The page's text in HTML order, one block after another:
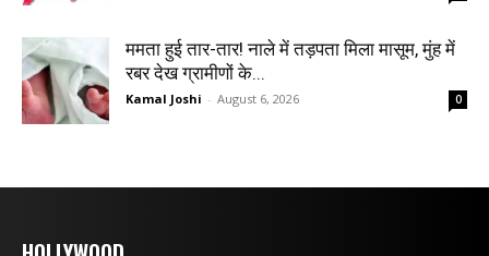
ममता हुई तार-तार! नाले में तड़पता मिला मासूम, मुंह में
रबर देख ग्रामीणों के...
Kamal Joshi - August 6, 2026 0